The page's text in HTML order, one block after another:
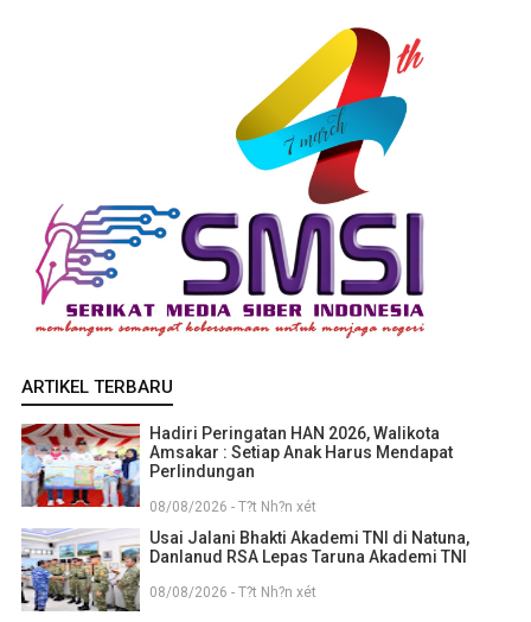
ARTIKEL TERBARU
Hadiri Peringatan HAN 2026, Walikota
Amsakar : Setiap Anak Harus Mendapat
Perlindungan
08/08/2026 - T?t Nh?n xét
Usai Jalani Bhakti Akademi TNI di Natuna,
Danlanud RSA Lepas Taruna Akademi TNI
08/08/2026 - T?t Nh?n xét